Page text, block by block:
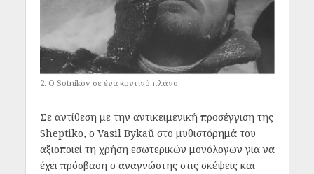
2. Ο Sotnikov σε ένα κοντινό πλάνο.
Σε αντίθεση με την αντικειμενική προσέγγιση της
Sheptiko, ο Vasil Bykaŭ στο μυθιστόρημά του
αξιοποιεί τη χρήση εσωτερικών μονόλογων για να
έχει πρόσβαση ο αναγνώστης στις σκέψεις και